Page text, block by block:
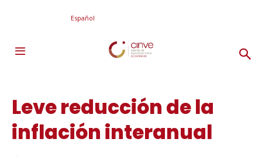
Español
Leve reducción de la
inflación interanual